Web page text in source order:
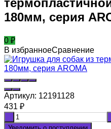
180мм, серия
0 ₽
В избранноеСравнение
Артикул: 12191128
431 ₽